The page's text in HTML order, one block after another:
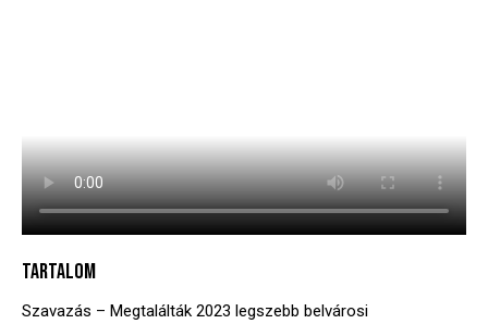
TARTALOM
Szavazás – Megtalálták 2023 legszebb belvárosi